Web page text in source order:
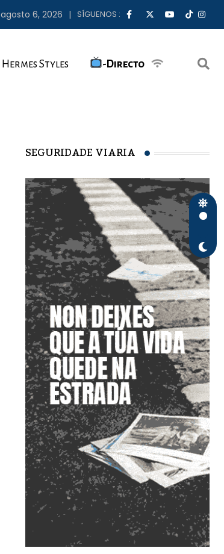
agosto 6, 2026 SÍGUENOS :
Hermes Styles -Directo
SEGURIDADE VIARIA